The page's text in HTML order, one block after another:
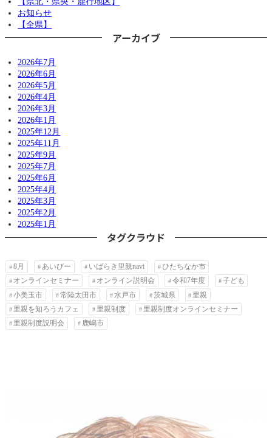
お知らせ
【全県】
アーカイブ
2026年7月
2026年6月
2026年5月
2026年4月
2026年3月
2026年1月
2025年12月
2025年11月
2025年9月
2025年7月
2025年6月
2025年4月
2025年3月
2025年2月
2025年1月
タグクラウド
8月 あいびー いばらき里親navi
ひたちなか市
オンラインセミナー
オンライン説明会 令和7年度
子ども
小美玉市
常陸太田市 水戸市 茨城県
里親
里親を知ろうカフェ
里親制度
里親制度オンラインセミナー
里親制度説明会
鹿嶋市